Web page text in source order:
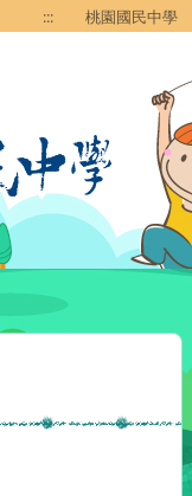
::: 桃園國民中學